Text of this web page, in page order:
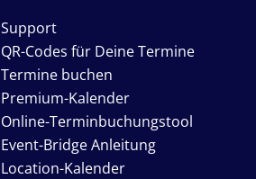
Support
QR-Codes für Deine Termine
Termine buchen
Premium-Kalender
Online-Terminbuchungstool
Event-Bridge Anleitung
Location-Kalender